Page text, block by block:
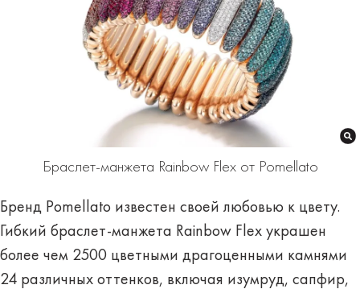
Браслет-манжета Rainbow Flex от Pomellato
Бренд Pomellato известен своей любовью к цвету.
Гибкий браслет-манжета Rainbow Flex украшен
более чем 2500 цветными драгоценными камнями
24 различных оттенков, включая изумруд, сапфир,